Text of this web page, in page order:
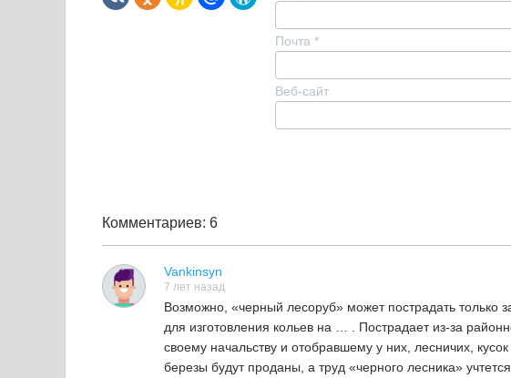
Почта *
Веб-сайт
Комментариев: 6
Vankinsyn
7 лет назад
Возможно, «черный лесоруб» может пострадать только
для изготовления кольев на … . Пострадает из-за
своему начальству и отобравшему у них, лесничих,
березы будут проданы, а труд «черного лесника»